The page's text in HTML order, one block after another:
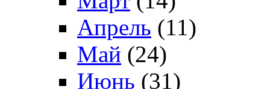
Апрель (11)
Май (24)
Июнь (31)